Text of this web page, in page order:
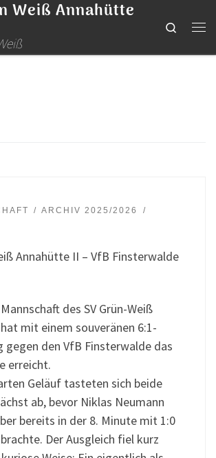
Weiß Annahütte
Search
ARCHIV 2025/2026
Annahütte II – VfB Finsterwalde
des SV Grün-Weiß
mit einem souveränen 6:1-
gegen den VfB Finsterwalde das
erreicht.
Geläuf tasteten sich beide
ab, bevor Niklas Neumann
bereits in der 8. Minute mit 1:0
Der Ausgleich fiel kurz